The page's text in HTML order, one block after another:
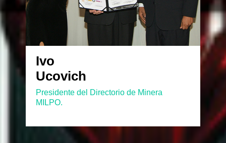
Ivo
Ucovich
Presidente del Directorio de Minera
MILPO.